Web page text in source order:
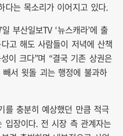
다는 목소리가 이어지고 있다.
부산일보TV ‘뉴스캐라’에 출
고 해도 사람들이 저녁에 산책
이 크다”며 “결국 기존 상권은
서 윗돌 괴는 행정에 불과하
를 충분히 예상했던 만큼 적극
입장이다. 전 시장 측 관계자는